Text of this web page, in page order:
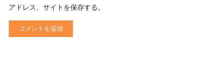
アドレス、サイトを保存する。